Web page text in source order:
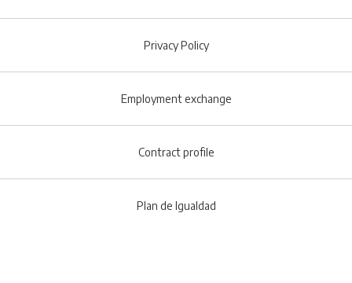
Privacy Policy
Employment exchange
Contract profile
Plan de Igualdad